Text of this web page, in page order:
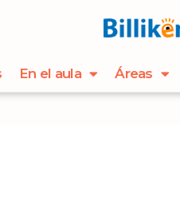
En el aula Áreas